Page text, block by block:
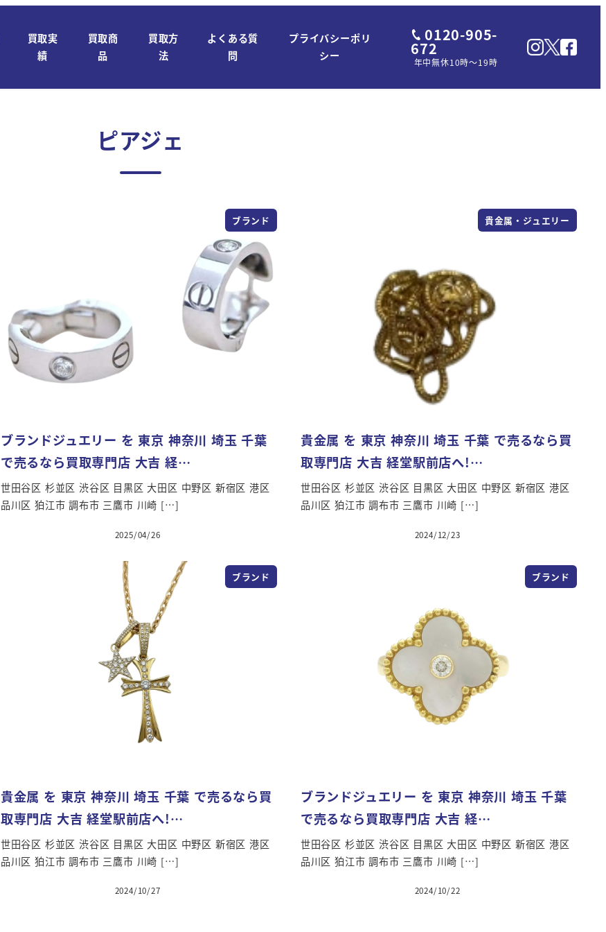
買取実
績
買取商
品
買取方
法
よくある質
問
プライバシーポリ
シー
0120-905-
672
年中無休10時～19時
ピアジェ
ブランド
ブランドジュエリー を 東京 神奈川 埼玉 千葉
で売るなら買取専門店 大吉 経…
世田谷区 杉並区 渋谷区 目黒区 大田区 中野区 新宿区 港区
品川区 狛江市 調布市 三鷹市 川崎 […]
2025/04/26
貴金属・ジュエリー
貴金属 を 東京 神奈川 埼玉 千葉 で売るなら買
取専門店 大吉 経堂駅前店へ!…
世田谷区 杉並区 渋谷区 目黒区 大田区 中野区 新宿区 港区
品川区 狛江市 調布市 三鷹市 川崎 […]
2024/12/23
ブランド
貴金属 を 東京 神奈川 埼玉 千葉 で売るなら買
取専門店 大吉 経堂駅前店へ!…
世田谷区 杉並区 渋谷区 目黒区 大田区 中野区 新宿区 港区
品川区 狛江市 調布市 三鷹市 川崎 […]
2024/10/27
ブランド
ブランドジュエリー を 東京 神奈川 埼玉 千葉
で売るなら買取専門店 大吉 経…
世田谷区 杉並区 渋谷区 目黒区 大田区 中野区 新宿区 港区
品川区 狛江市 調布市 三鷹市 川崎 […]
2024/10/22